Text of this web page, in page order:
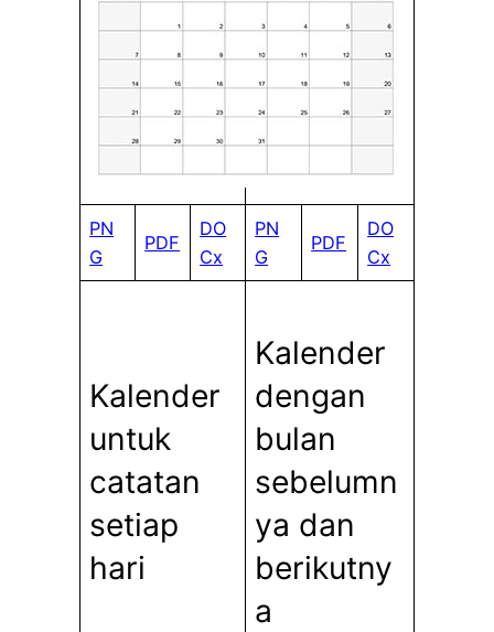
PN
G
PDF
DO
Cx
PN
G
PDF
DO
Cx
Kalender
untuk
catatan
setiap
hari
Kalender
dengan
bulan
sebelumn
ya dan
berikutny
a